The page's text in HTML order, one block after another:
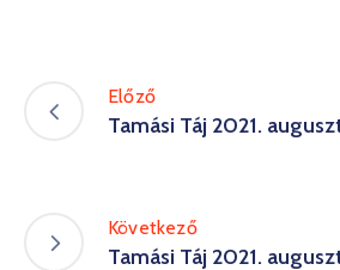
Előző
Tamási Táj 2021.
Következő
Tamási Táj 2021.